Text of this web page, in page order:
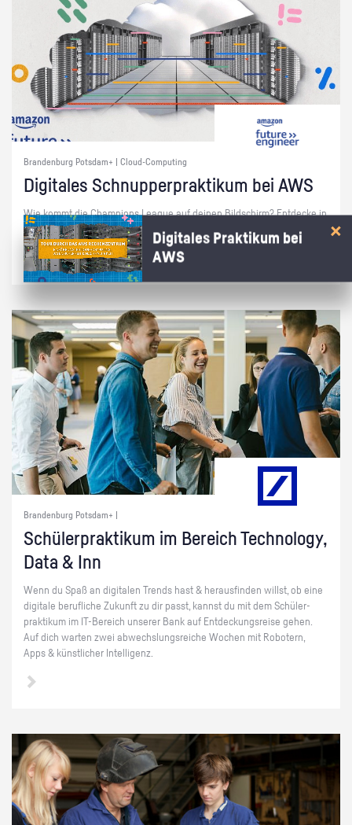
Brandenburg Potsdam+ | Cloud-Computing
Di­gi­ta­les Schnup­per­prak­ti­kum bei AWS
Wie kommt die Cham­pi­ons Le­ague auf dei­nen Bild­schirm? Ent­de­cke in
15 Min. bei AWS, wie die Cloud das mög­lich macht!
Brandenburg Potsdam+ |
Schü­ler­prak­ti­kum im Be­reich Tech­no­lo­gy,
Data & Inn
Wenn du Spaß an di­gi­ta­len Trends hast & her­aus­fin­den willst, ob eine
di­gi­ta­le be­ruf­li­che Zu­kunft zu dir passt, kannst du mit dem Schü­ler­
prak­ti­kum im IT-Be­reich un­se­rer Bank auf Ent­de­ckungs­rei­se gehen.
Auf dich war­ten zwei ab­wechs­lungs­rei­che Wo­chen mit Ro­bo­tern,
Apps & künst­li­cher In­tel­li­genz.
Digitales Praktikum bei
AWS